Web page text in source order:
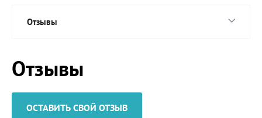
Отзывы
Отзывы
ОСТАВИТЬ СВОЙ ОТЗЫВ